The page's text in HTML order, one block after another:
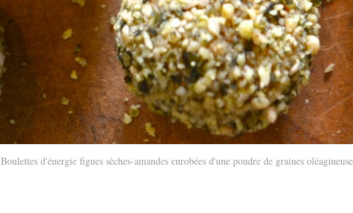
Boulettes d'énergie figues sèches-amandes enrobées d'une poudre de graines